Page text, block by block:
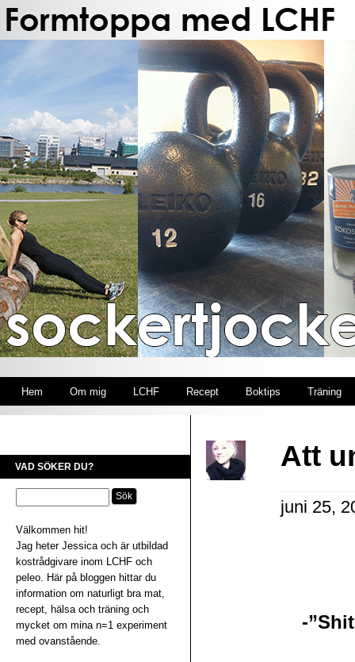
Hem Om mig LCHF Recept Boktips Träning
VAD SÖKER DU?
Välkommen hit!
Jag heter Jessica och är utbildad
kostrådgivare inom LCHF och
peleo. Här på bloggen hittar du
information om naturligt bra mat,
recept, hälsa och träning och
mycket om mina n=1 experiment
med ovanstående.
Att
juni 25,
-